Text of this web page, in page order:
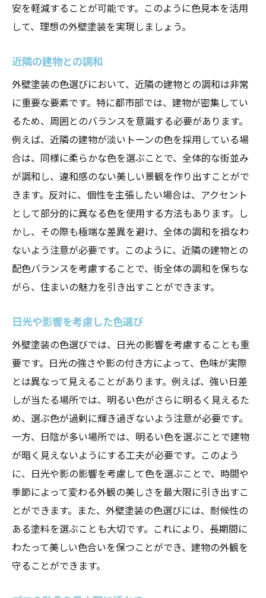
安を軽減することが可能です。このように色見本を活用
して、理想の外壁塗装を実現しましょう。
近隣の建物との調和
外壁塗装の色選びにおいて、近隣の建物との調和は非常
に重要な要素です。特に都市部では、建物が密集してい
るため、周囲とのバランスを意識する必要があります。
例えば、近隣の建物が淡いトーンの色を採用している場
合は、同様に柔らかな色を選ぶことで、全体的な街並み
が調和し、違和感のない美しい景観を作り出すことがで
きます。反対に、個性を主張したい場合は、アクセント
として部分的に異なる色を使用する方法もあります。し
かし、その際も極端な差異を避け、全体の調和を損なわ
ないよう注意が必要です。このように、近隣の建物との
配色バランスを考慮することで、街全体の調和を保ちな
がら、住まいの魅力を引き出すことができます。
日光や影響を考慮した色選び
外壁塗装の色選びでは、日光の影響を考慮することも重
要です。日光の強さや影の付き方によって、色味が実際
とは異なって見えることがあります。例えば、強い日差
しが当たる場所では、明るい色がさらに明るく見えるた
め、選ぶ色が過剰に輝き過ぎないよう注意が必要です。
一方、日陰が多い場所では、明るい色を選ぶことで建物
が暗く見えないようにする工夫が必要です。このよう
に、日光や影の影響を考慮して色を選ぶことで、時間や
季節によって変わる外観の美しさを最大限に引き出すこ
とができます。また、外壁塗装の色選びには、耐候性の
ある塗料を選ぶことも大切です。これにより、長期間に
わたって美しい色合いを保つことができ、建物の外観を
守ることができます。